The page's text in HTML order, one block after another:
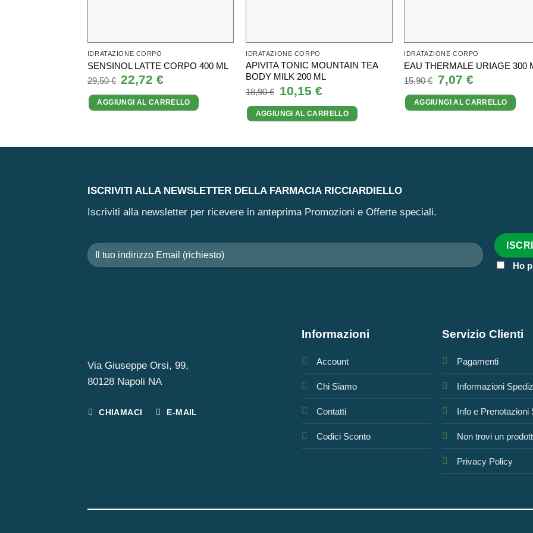
IDRATAZIONE CORPO
SENSINOL LATTE CORPO 400 ML
29,50€ Il
prezzo
originale
era:
29,50 €.
22,72€
attuale
è:
22,72 €.
AGGIUNGI AL CARRELLO
IDRATAZIONE CORPO
APIVITA TONIC MOUNTAIN TEA
BODY MILK 200 ML
18,90€ Il
prezzo
originale
era:
18,90 €.
10,15 €Il
prezzo
attuale
è:
10,15 €.
AGGIUNGI AL CARRELLO
IDRATAZIONE CORPO
EAU THERMALE URIAGE 300
15,90€ Il
prezzo
originale
era:
15,90 €.
7,07 €Il
prezzo
attuale
è:
7,07 €.
AGGIUNGI AL CARRELLO
ISCRIVITI ALLA NEWSLETTER DELLA FARMACIA RICCIARDIELLO
Iscriviti alla newsletter per ricevere in anteprima Promozioni e Offerte speciali.
Ho
Via Giuseppe Orsi, 99,
80128 Napoli NA
CHIAMACI E-MAIL
Informazioni
Account
Chi Siamo
Contatti
Codici Sconto
Servizio Clienti
Pagamenti
Informazioni
Info e Prenotazioni
Non trovi un
Privacy Policy